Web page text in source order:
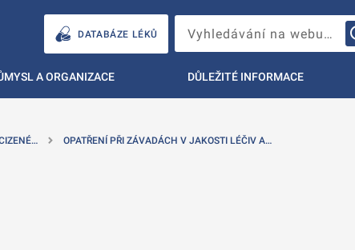
DATABÁZE LÉKŮ
A ORGANIZACE DŮLEŽITÉ INFORMACE
OPATŘENÍ PŘI ZÁVADÁCH V JAKOSTI LÉČIV A…